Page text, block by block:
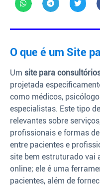
O que é um Site
Um site para
projetada
como médicos,
especialistas. Este tipo
relevantes sobre
profissionais e formas
entre pacientes e
site bem estruturado vai
online; ele é uma
pacientes, além de